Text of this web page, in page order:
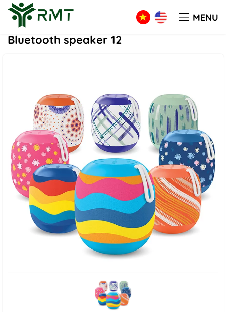
MENU
PRODUCT Tech Bluetooth speaker 12
Bluetooth speaker 12